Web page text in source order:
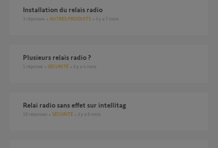
Installation du relais radio
3 réponses AUTRES PRODUITS il y a 7 mois
plusieurs relais radio ?
1 réponse SÉCURITÉ il y a 4 mois
Relai radio sans effet sur intellitag
10 réponses SÉCURITÉ il y a 6 mois